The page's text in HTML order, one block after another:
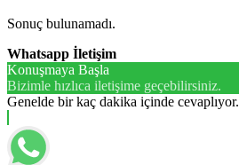
Sonuç bulunamadı.
Whatsapp İletişim
Konuşmaya Başla
Bizimle hızlıca iletişime geçebilirsiniz.
Genelde bir kaç dakika içinde cevaplıyor.